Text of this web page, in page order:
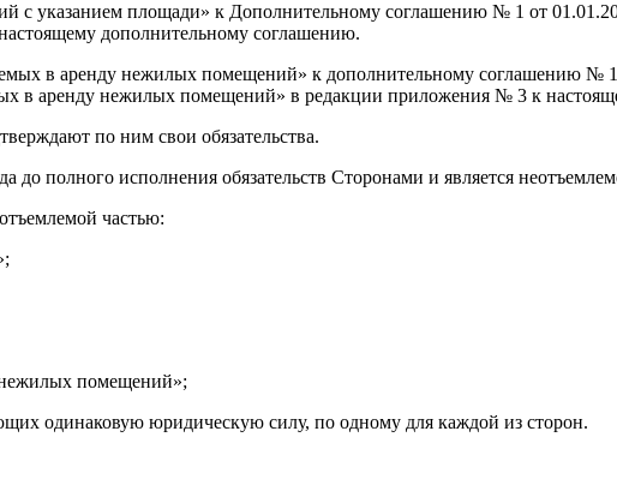
указанием площади» к Дополнительному соглашению № 1 от
дополнительному соглашению.
в аренду нежилых помещений» к дополнительному соглашению № 1
в аренду нежилых помещений» в редакции приложения № 3 к
по ним свои обязательства.
до полного исполнения обязательств Сторонами и является
частью:
нежилых помещений»;
одинаковую юридическую силу, по одному для каждой из сторон.